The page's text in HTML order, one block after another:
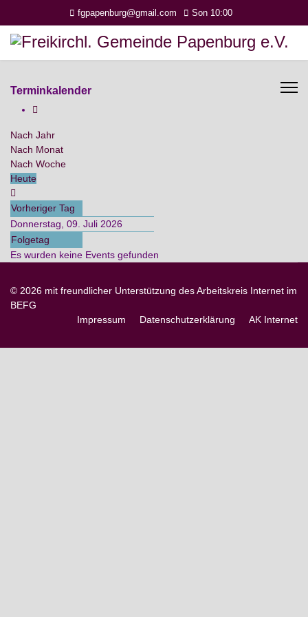
fgpapenburg@gmail.com Son 10:00
Terminkalender
Nach Jahr
Nach Monat
Nach Woche
Heute
Vorheriger Tag
Donnerstag, 09. Juli 2026
Folgetag
Es wurden keine Events gefunden
© 2026 mit freundlicher Unterstützung des Arbeitskreis Internet im
BEFG
Impressum
Datenschutzerklärung AK Internet